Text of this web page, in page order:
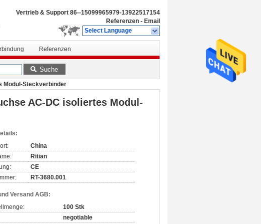
Vertrieb & Support 86--15099965979-13922517154
Referenzen - Email
Select Language
Referenzen
Suche
Modul-Steckverbinder
AC-DC isoliertes Modul-
China
Ritian
CE
RT-3680.001
Versand AGB:
100 Stk
negotiable